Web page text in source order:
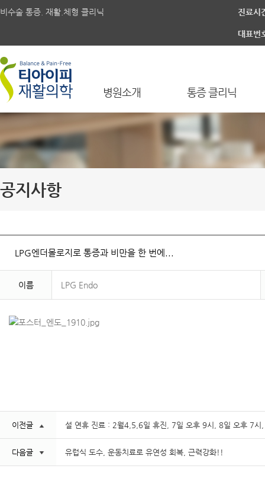
비수술 통증. 재활.체형 클리닉 진료시
대표번
병원소개 통증 클리닉
공지사항
LPG엔더몰로지로 통증과 비만을 한 번에...
이름 LPG Endo
이전글 설 연휴 진료 : 2월4,5,6일 휴진, 7일 오후 9시, 8일 오후 7시
다음글 유럽식 도수, 운동치료로 유연성 회복, 근력강화!!